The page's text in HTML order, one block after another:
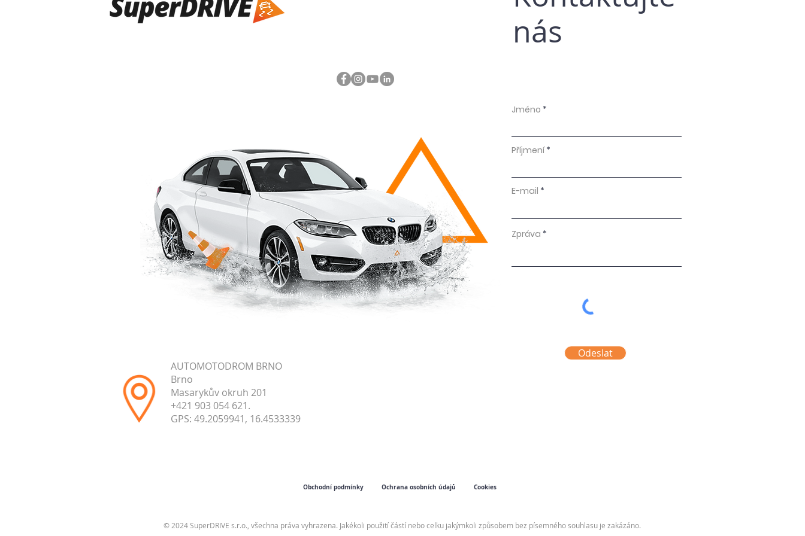
nás
AUTOMOTODROM BRNO
Brno
Masarykův okruh 201
+421 903 054 621.
GPS: 49.2059941, 16.4533339
Jméno
Příjmení
E-mail
Zpráva
Odeslat
Obchodní podmínky Ochrana osobních údajů Cookies
© 2024 SuperDRIVE s.r.o., všechna práva vyhrazena. Jakékoli použití částí nebo celku jakýmkoli způsobem bez písemného souhlasu je zakázáno.